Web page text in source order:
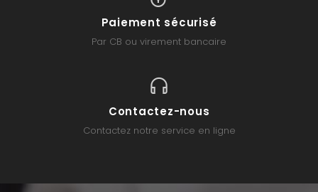
Paiement sécurisé
Par CB ou virement bancaire
Contactez-nous
Contactez notre service en ligne